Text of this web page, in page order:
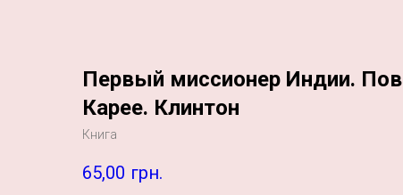
Первый миссионер Индии.
Карее. Клинтон
Книга
65,00 грн.